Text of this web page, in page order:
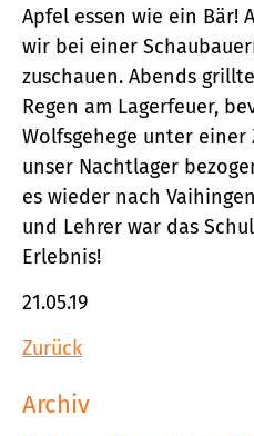
Apfel essen wie ein Bär!
wir bei einer
zuschauen. Abends
Regen am Lagerfeuer,
Wolfsgehege unter
unser Nachtlager
es wieder nach
und Lehrer war das
Erlebnis!
21.05.19
Zurück
Archiv